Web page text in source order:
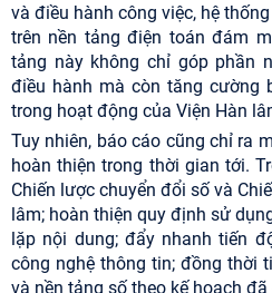
và điều hành công việc, hệ
trên nền tảng điện toán đám
tảng này không chỉ góp phần
điều hành mà còn tăng cường
trong hoạt động của Viện Hàn
Tuy nhiên, báo cáo cũng chỉ ra
hoàn thiện trong thời gian tới.
Chiến lược chuyển đổi số và
lâm; hoàn thiện quy định sử
lặp nội dung; đẩy nhanh tiến
công nghệ thông tin; đồng thời
và nền tảng số theo kế hoạch đã